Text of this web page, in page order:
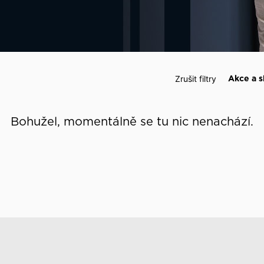
Akce a
Zrušit filtry
Bohužel, momentálně se tu nic nenachází.